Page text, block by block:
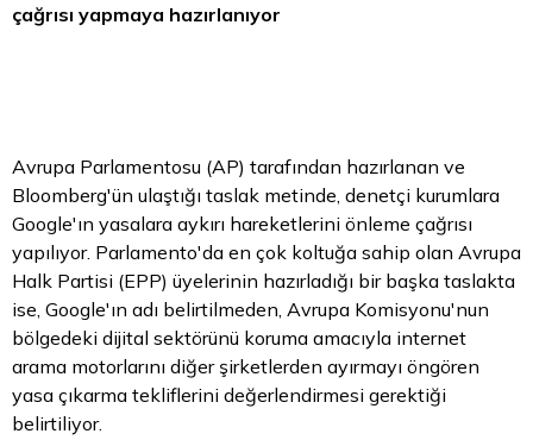
çağrısı yapmaya hazırlanıyor
Avrupa Parlamentosu (AP) tarafından hazırlanan ve
Bloomberg'ün ulaştığı taslak metinde, denetçi kurumlara
Google'ın yasalara aykırı hareketlerini önleme çağrısı
yapılıyor. Parlamento'da en çok koltuğa sahip olan Avrupa
Halk Partisi (EPP) üyelerinin hazırladığı bir başka taslakta
ise, Google'ın adı belirtilmeden, Avrupa Komisyonu'nun
bölgedeki dijital sektörünü koruma amacıyla internet
arama motorlarını diğer şirketlerden ayırmayı öngören
yasa çıkarma tekliflerini değerlendirmesi gerektiği
belirtiliyor.